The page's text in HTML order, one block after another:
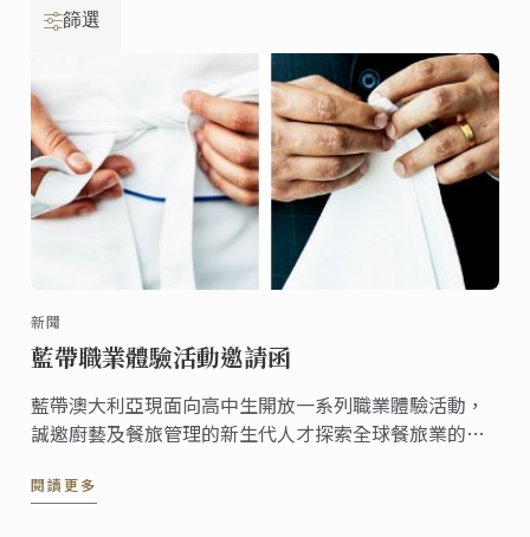
篩選
新聞
藍帶職業體驗活動邀請函
藍帶澳大利亞現面向高中生開放一系列職業體驗活動，
誠邀廚藝及餐旅管理的新生代人才探索全球餐旅業的未
閱讀更多